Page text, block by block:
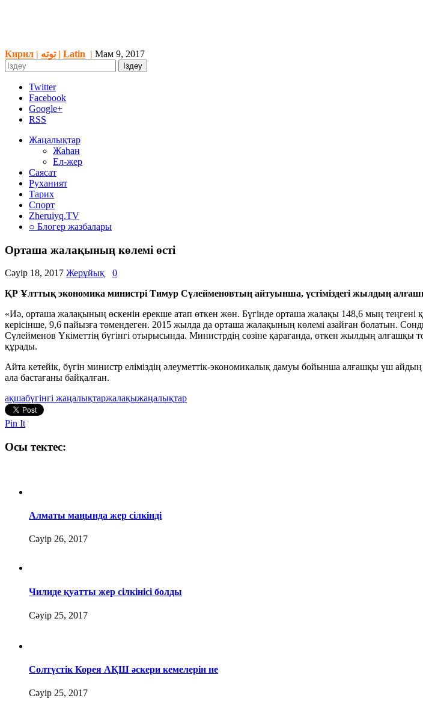
Кирил | توتە| Latin | Мам 9, 2017
Twitter
Facebook
Google+
RSS
Жаңалықтар
Жаһан
Ел-жер
Саясат
Руханият
Тарих
Спорт
Zheruiyq.TV
○ Блогер жазбалары
Орташа жалақының көлемі өсті
Сәуір 18, 2017 Жерұйық
0
ҚР Ұлттық экономика министрі Тимур Сүлейменовтың айтуынша, үстіміздегі жылдың
«Иә, орташа жалақының өскенін ерекше атап өткен жөн. Бүгінде орташа жалақы 148,6 мың
керісінше, 9,6 пайызға төмендеген. 2015 жылда да орташа жалақының көлемі азайған болатын.
Сүлейменов Үкіметтің бүгінгі отырысында. Министрдің сөзіне қарағанда, өткен жылдың
құрады.
Айта кетейік, бүгін министр еліміздің әлеуметтік-экономикалық дамуы бойынша алғашқы үш
ала бастағаны байқалған.
ақшабүгінгі жаңалықтаржалақыжаңалықтар
Pin It
Осы тектес:
Алматы маңында жер сілкінді
Сәуір 26, 2017
Чилиде қуатты жер сілкінісі болды
Сәуір 25, 2017
Солтүстік Корея АҚШ әскери кемелерін не
Сәуір 25, 2017